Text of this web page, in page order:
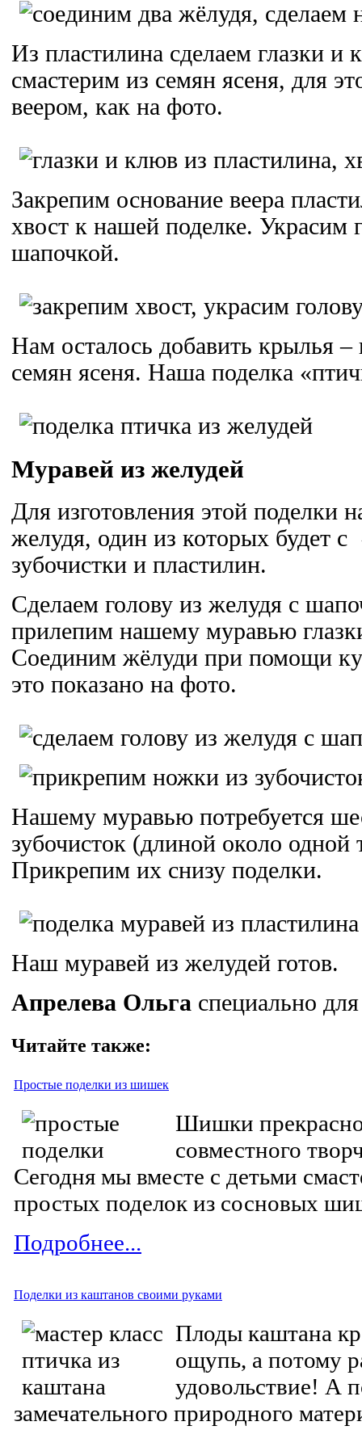
Из пластилина сделаем глазки и
смастерим из семян ясеня, для
веером, как на фото.
Закрепим основание веера
хвост к нашей поделке. Украсим
шапочкой.
Нам осталось добавить крылья
семян ясеня. Наша поделка
Муравей из желудей
Для изготовления этой поделки
желудя, один из которых будет
зубочистки и пластилин.
Сделаем голову из желудя с
прилепим нашему муравью
Соединим жёлуди при помощи
это показано на фото.
Нашему муравью потребуется
зубочисток (длиной около одной
Прикрепим их снизу поделки.
Наш муравей из желудей готов.
Апрелева Ольга специально
Читайте также:
Простые поделки из шишек
Шишки
совместного
Сегодня мы вместе с детьми
простых поделок из сосновых
Подробнее...
Поделки из каштанов своими руками
Плоды каштана
ощупь, а потому
удовольствие! А
замечательного природного